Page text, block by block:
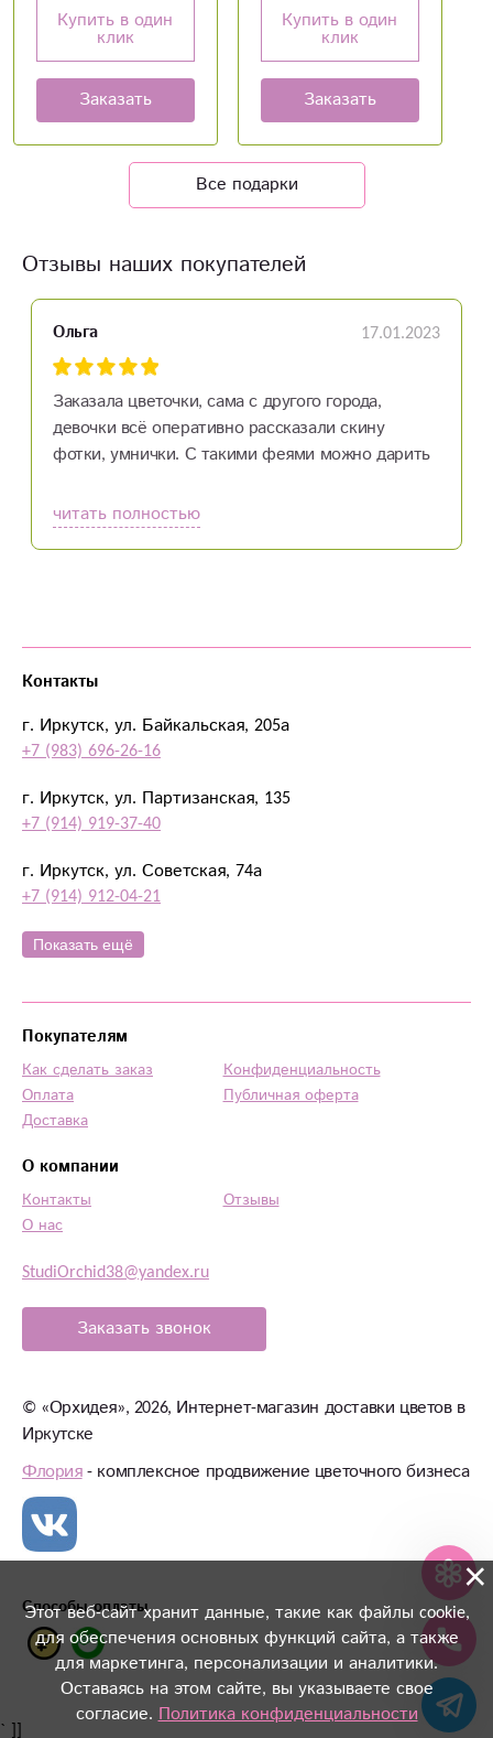
Купить в один
клик
Заказать
Купить в один
клик
Заказать
Все подарки
Отзывы наших покупателей
Ольга 17.01.2023
Заказала цветочки, сама с другого города,
девочки всё оперативно рассказали скину
фотки, умнички. С такими феями можно дарить
читать полностью
Этот веб-сайт хранит данные, такие как файлы cookie,
для обеспечения основных функций сайта, а также
для маркетинга, персонализации и аналитики.
Оставаясь на этом сайте, вы указываете свое
согласие.Политика конфиденциальности
×
Контакты
г. Иркутск, ул. Байкальская, 205а
+7 (983) 696-26-16
г. Иркутск, ул. Партизанская, 135
+7 (914) 919-37-40
г. Иркутск, ул. Советская, 74а
+7 (914) 912-04-21
Показать ещё
StudiOrchid38@yandex.ru
Заказать звонок
Покупателям
Как сделать заказ
Оплата
Доставка
Конфиденциальность
Публичная оферта
О компании
Контакты
О нас
Отзывы
© «Орхидея», 2026, Интернет-магазин доставки цветов в
Иркутске
Флория- комплексное продвижение цветочного бизнеса
Способы оплаты
` ]]